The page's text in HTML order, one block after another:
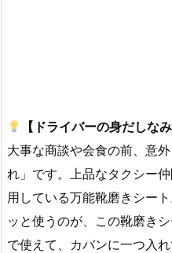
【ドライバーの身だしなみ
大事な商談や会食の前、意
れ」です。上品なタクシー
用している万能靴磨きシー
ッと使うのが、この靴磨き
で使えて、カバンに一つ入